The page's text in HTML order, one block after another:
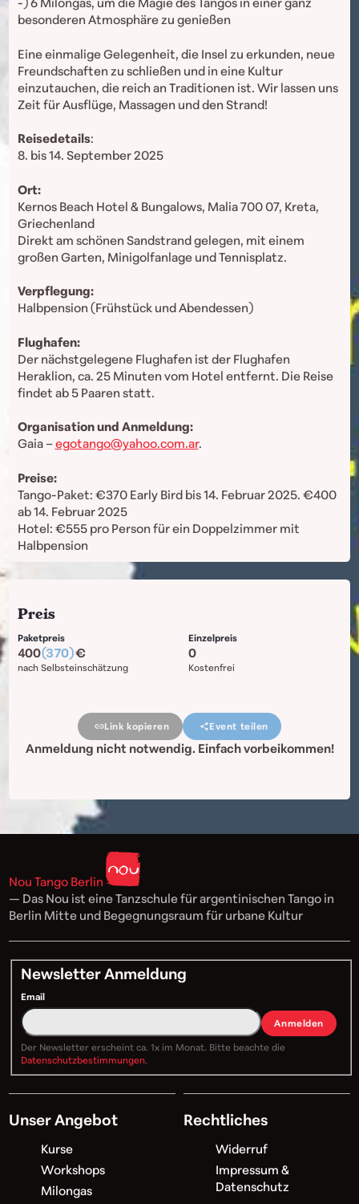
besonderen Atmosphäre zu genießen
Eine einmalige Gelegenheit, die Insel zu erkunden, neue
Freundschaften zu schließen und in eine Kultur
einzutauchen, die reich an Traditionen ist. Wir lassen uns
Zeit für Ausflüge, Massagen und den Strand!
Reisedetails:
8. bis 14. September 2025
Ort:
Kernos Beach Hotel & Bungalows, Malia 700 07, Kreta,
Griechenland
Direkt am schönen Sandstrand gelegen, mit einem
großen Garten, Minigolfanlage und Tennisplatz.
Verpflegung:
Halbpension (Frühstück und Abendessen)
Flughafen:
Der nächstgelegene Flughafen ist der Flughafen
Heraklion, ca. 25 Minuten vom Hotel entfernt. Die Reise
findet ab 5 Paaren statt.
Organisation und Anmeldung:
Gaia – egotango@yahoo.com.ar.
Preise:
Tango-Paket: €370 Early Bird bis 14. Februar 2025. €400
ab 14. Februar 2025
Hotel: €555 pro Person für ein Doppelzimmer mit
Halbpension
Preis
Paketpreis
nach Selbsteinschätzung
400(370)
Einzelpreis
Kostenfrei
0
Link kopieren Event teilen
Anmeldung nicht notwendig. Einfach vorbeikommen!
Nou Tango Berlin
— Das Nou ist eine Tanzschule für argentinischen Tango in
Berlin Mitte und Begegnungsraum für urbane Kultur
Newsletter Anmeldung
Email
Anmelden
Der Newsletter erscheint ca. 1x im Monat. Bitte beachte die
Datenschutzbestimmungen.
Unser Angebot
Kurse
Workshops
Milongas
Rechtliches
Widerruf
Impressum &
Datenschutz